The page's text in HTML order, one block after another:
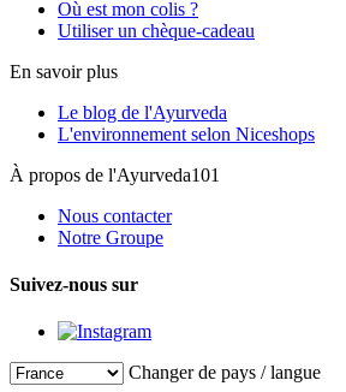
Où est mon colis ?
Utiliser un chèque-cadeau
En savoir plus
Le blog de l'Ayurveda
L'environnement selon Niceshops
À propos de l'Ayurveda101
Nous contacter
Notre Groupe
Suivez-nous sur
Changer de pays / langue